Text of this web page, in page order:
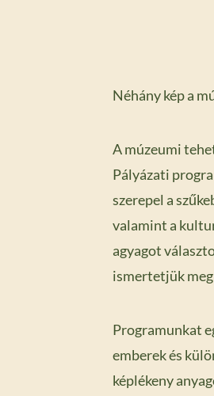
Néhány kép a
A múzeumi
Pályázati
szerepel a
valamint a
agyagot
ismertetjük
Programunkat
emberek és
képlékeny